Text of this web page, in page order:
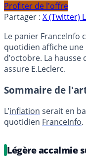
Profiter de l'offre
Partager : X (Twitter)
Le panier FranceInfo
quotidien affiche une
d’octobre. La
assure E.Leclerc.
Sommaire de
L’inflation serait en
quotidien FranceInfo.
Légère accalmie